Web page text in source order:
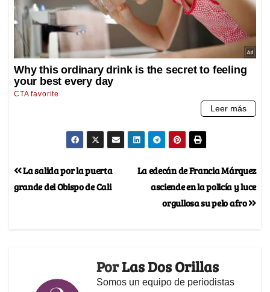
La edecán de Francia Márquez
asciende en la policía y luce
orgullosa su pelo afro
La salida por la puerta
grande del Obispo de Cali
PorLas Dos Orillas
Somos un equipo de periodistas